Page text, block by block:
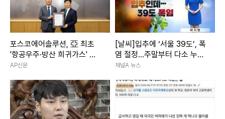
포스코에어솔루션, 亞 최초
'항공우주·방산 희귀가스' 품
질 문턱 넘었다
AP신문
[날씨]입추에 ‘서울 39도’, 폭
염 절정…주말부터 다소 누그
러져
채널A 뉴스